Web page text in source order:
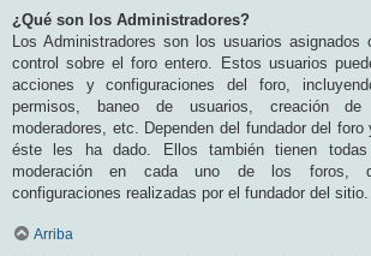
¿Qué son los Administradores?
Los Administradores son los usuarios
control sobre el foro entero. Estos usuarios
acciones y configuraciones del foro,
permisos, baneo de usuarios, creación
moderadores, etc. Dependen del fundador del
éste les ha dado. Ellos también tienen
moderación en cada uno de los foros,
configuraciones realizadas por el fundador del sitio.
Arriba